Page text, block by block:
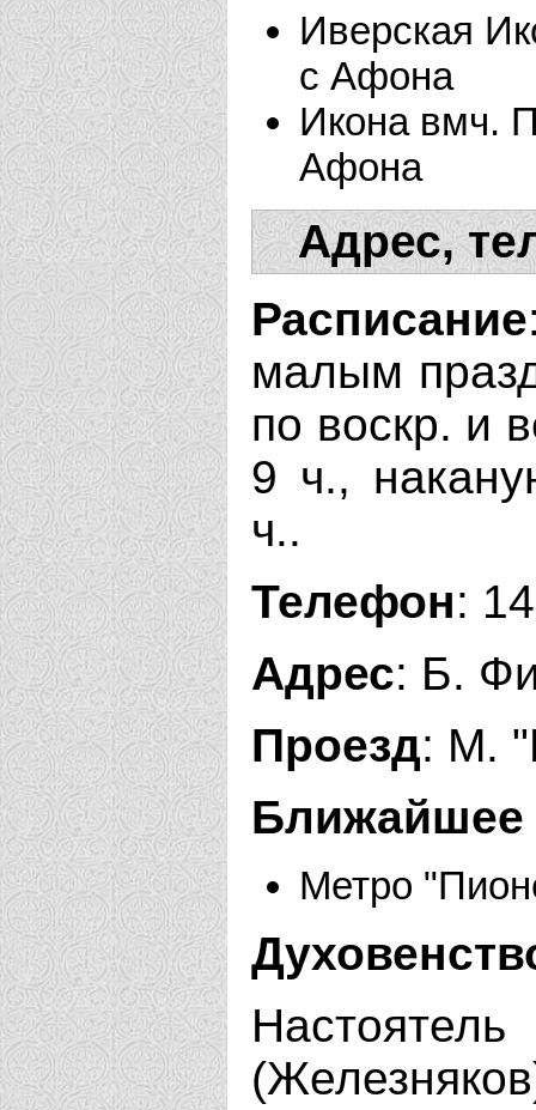
Иверская
с Афона
Икона вмч.
Афона
Адрес,
Расписание
малым
по воскр. и
9 ч.,
ч..
Телефон:
Адрес: Б.
Проезд: М.
Ближайшее
Метро